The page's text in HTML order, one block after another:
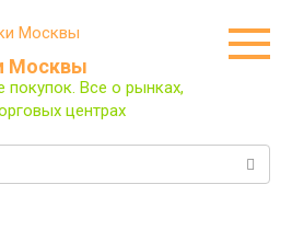
Москвы
покупок. Все о рынках,
центрах